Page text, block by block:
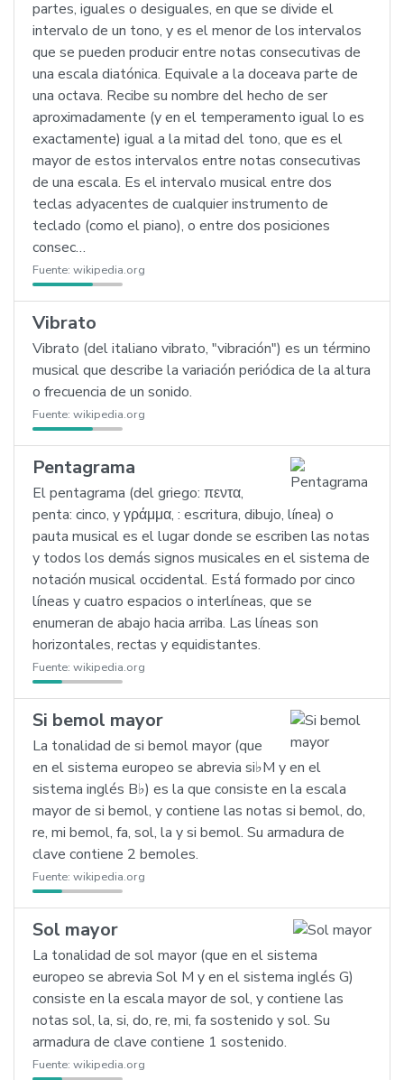
partes, iguales o desiguales, en que se divide el
intervalo de un tono, y es el menor de los intervalos
que se pueden producir entre notas consecutivas de
una escala diatónica. Equivale a la doceava parte de
una octava. Recibe su nombre del hecho de ser
aproximadamente (y en el temperamento igual lo es
exactamente) igual a la mitad del tono, que es el
mayor de estos intervalos entre notas consecutivas
de una escala. Es el intervalo musical entre dos
teclas adyacentes de cualquier instrumento de
teclado (como el piano), o entre dos posiciones
consec…
Fuente: wikipedia.org
Vibrato
Vibrato (del italiano vibrato, "vibración") es un término
musical que describe la variación periódica de la altura
o frecuencia de un sonido.
Fuente: wikipedia.org
Pentagrama
El pentagrama (del griego: πεντα,
penta: cinco, y γράμμα, : escritura, dibujo, línea) o
pauta musical es el lugar donde se escriben las notas
y todos los demás signos musicales en el sistema de
notación musical occidental. Está formado por cinco
líneas y cuatro espacios o interlíneas, que se
enumeran de abajo hacia arriba. Las líneas son
horizontales, rectas y equidistantes.
Fuente: wikipedia.org
Si bemol mayor
La tonalidad de si bemol mayor (que
en el sistema europeo se abrevia si♭M y en el
sistema inglés B♭) es la que consiste en la escala
mayor de si bemol, y contiene las notas si bemol, do,
re, mi bemol, fa, sol, la y si bemol. Su armadura de
clave contiene 2 bemoles.
Fuente: wikipedia.org
Sol mayor
La tonalidad de sol mayor (que en el sistema
europeo se abrevia Sol M y en el sistema inglés G)
consiste en la escala mayor de sol, y contiene las
notas sol, la, si, do, re, mi, fa sostenido y sol. Su
armadura de clave contiene 1 sostenido.
Fuente: wikipedia.org